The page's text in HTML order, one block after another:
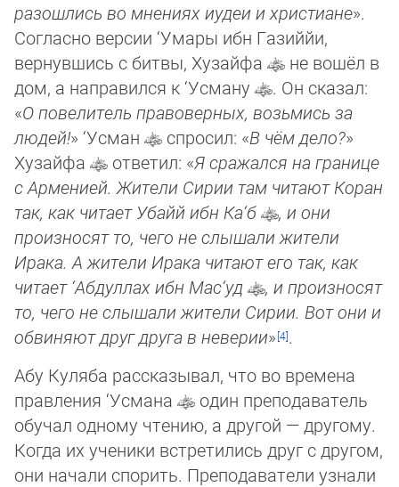
разошлись во мнениях иудеи и христиане».
Согласно версии ‘Умары ибн Газиййи,
вернувшись с битвы, Хузайфа
не вошёл в
дом, а направился к ‘Усману
. Он сказал:
«О повелитель правоверных, возьмись за
людей!» ‘Усман спросил: «В чём дело?»
Хузайфа
ответил: «Я сражался на границе
с Арменией. Жители Сирии там читают Коран
так, как читает Убайй ибн Ка‘б
, и они
произносят то, чего не слышали жители
Ирака. А жители Ирака читают его так, как
читает ‘Абдуллах ибн Мас‘уд
, и произносят
то, чего не слышали жители Сирии. Вот они и
обвиняют друг друга в неверии»
.
Абу Куляба рассказывал, что во времена
правления ‘Усмана
один преподаватель
обучал одному чтению, а другой — другому.
Когда их ученики встретились друг с другом,
они начали спорить. Преподаватели узнали